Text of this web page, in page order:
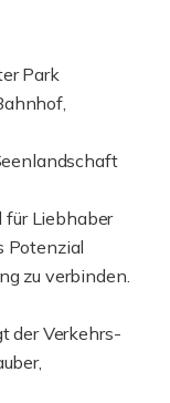
Park
für Liebhaber
Potenzial
zu verbinden.
der Verkehrs-